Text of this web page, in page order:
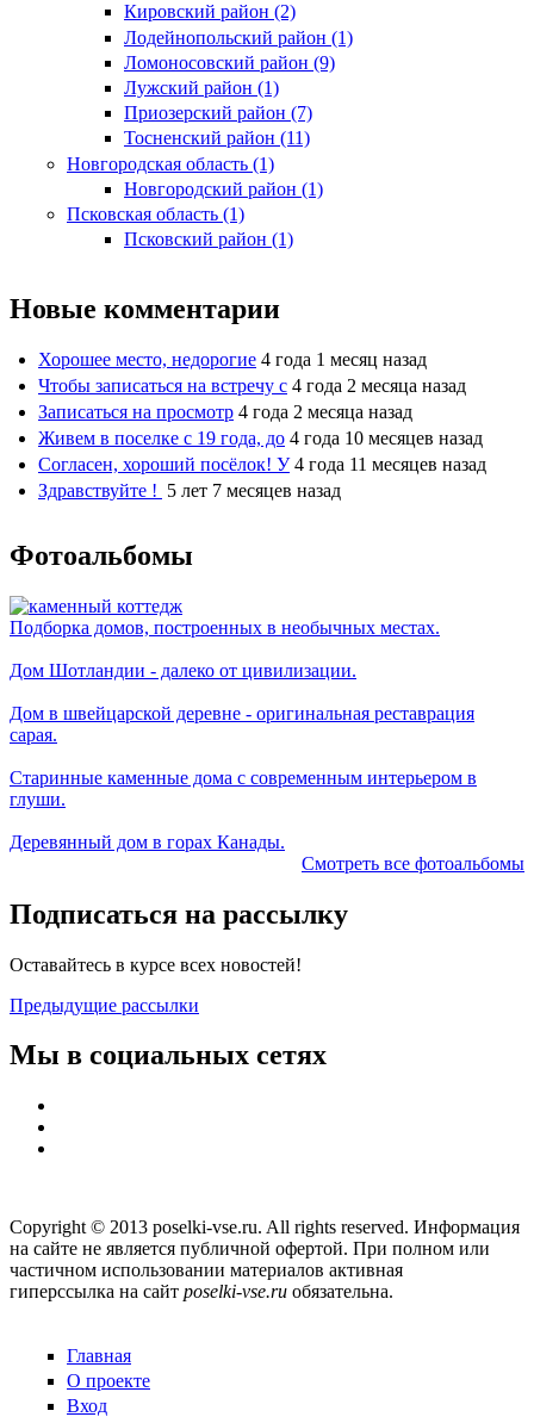
Кировский район (2)
Лодейнопольский район (1)
Ломоносовский район (9)
Лужский район (1)
Приозерский район (7)
Тосненский район (11)
Новгородская область (1)
Новгородский район (1)
Псковская область (1)
Псковский район (1)
Новые комментарии
Хорошее место, недорогие 4 года 1 месяц назад
Чтобы записаться на встречу с 4 года 2 месяца назад
Записаться на просмотр 4 года 2 месяца назад
Живем в поселке с 19 года, до 4 года 10 месяцев назад
Согласен, хороший посёлок! У 4 года 11 месяцев назад
Здравствуйте ! 5 лет 7 месяцев назад
Фотоальбомы
Подборка домов, построенных в необычных местах.
Дом Шотландии - далеко от цивилизации.
Дом в швейцарской деревне - оригинальная реставрация
сарая.
Старинные каменные дома с современным интерьером в
глуши.
Деревянный дом в горах Канады.
Смотреть все фотоальбомы
Подписаться на рассылку
Оставайтесь в курсе всех новостей!
Предыдущие рассылки
Мы в социальных сетях
Copyright © 2013 poselki-vse.ru. All rights reserved. Информация
на сайте не является публичной офертой. При полном или
частичном использовании материалов активная
гиперссылка на сайт poselki-vse.ru​ обязательна.
Главная
О проекте
Вход